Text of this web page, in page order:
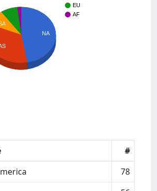
EU
AF
NA
#
78